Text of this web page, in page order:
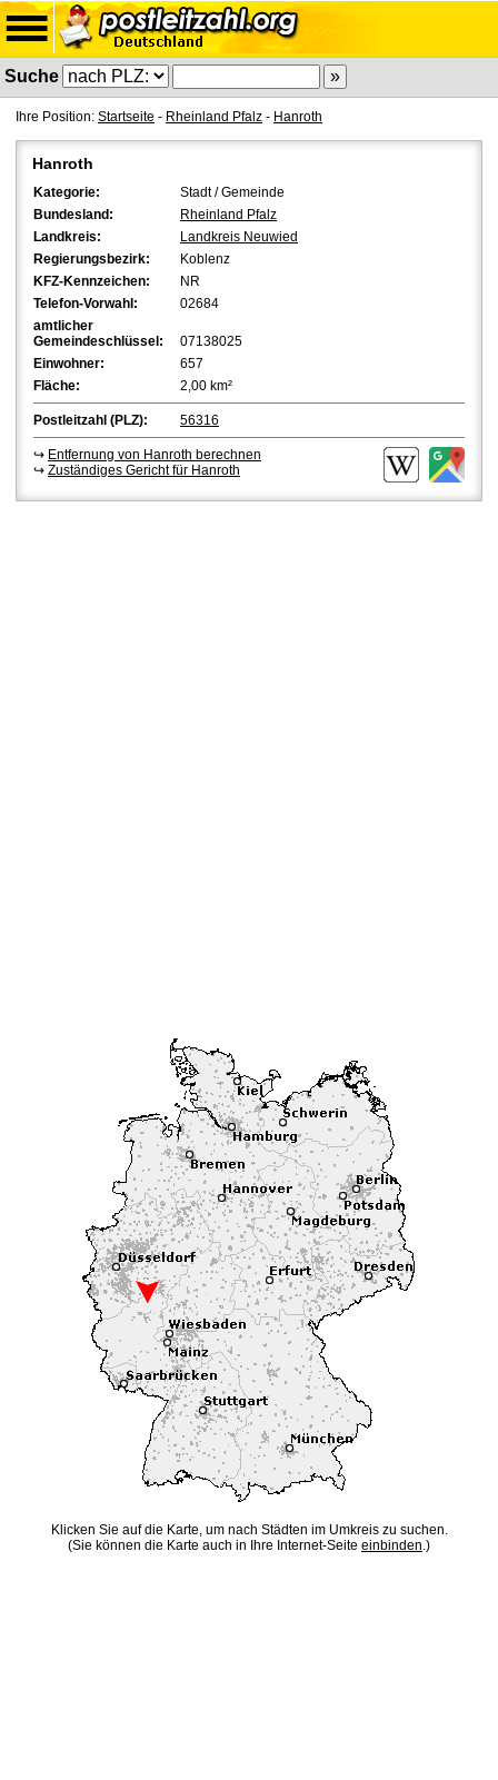
Suche
Ihre Position: Startseite - Rheinland Pfalz - Hanroth
Hanroth
Kategorie:
Stadt / Gemeinde
Bundesland:
Rheinland Pfalz
Landkreis:
Landkreis Neuwied
Regierungsbezirk:
Koblenz
KFZ-Kennzeichen:
NR
Telefon-Vorwahl:
02684
amtlicher
Gemeindeschlüssel:
07138025
Einwohner:
657
Fläche:
2,00 km²
Postleitzahl (PLZ): 56316
↪ Entfernung von Hanroth berechnen
↪ Zuständiges Gericht für Hanroth
Klicken Sie auf die Karte, um nach Städten im Umkreis zu suchen.
(Sie können die Karte auch in Ihre Internet-Seite einbinden.)